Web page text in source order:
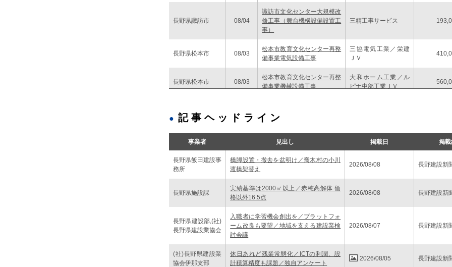
長野県諏訪市 08/04
諏訪市文化センター大規模改
修工事（舞台機構設備設置工
事）
三精工事サービス
長野県松本市 08/03
松本市教育文化センター再整
備事業電気設備工事
三協電気工業／栄建
ＪＶ
長野県松本市 08/03
松本市教育文化センター再整
備事業機械設備工事
大和ホーム工業／ル
ピナ中部工業ＪＶ
長野県松本市 08/03
センター整備事業電気設備工
事
記事ヘッドライン
事業者 見出し 掲載日 掲
長野県飯田建設事
務所
橋脚設置・撤去を盆明け／喬木村の小川
渡橋架替え
2026/08/08 長野建設新
長野県施設課
実績基準は2000㎡以上／赤穂高解体 価
格以外16.5点
2026/08/08 長野建設新
長野県建設部,(社)
長野県建設業協会
入職者に学習機会創出を／プラットフォ
ーム改良も要望／地域を支える建設業検
討会議
2026/08/07 長野建設新
(社)長野県建設業
協会伊那支部
休日あれど残業常態化／ICTの利潤、設
計積算精度も課題／独自アンケート
2026/08/05 長野建設新